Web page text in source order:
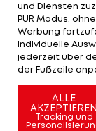
uns zu
"Sport Bild".
überrascht.
großes
Mehr
und Diensten
PUR Modus,
Werbung
individuelle
jederzeit über
der Fußzeile
ALLE
AKZEPTIEREN
Tracking und